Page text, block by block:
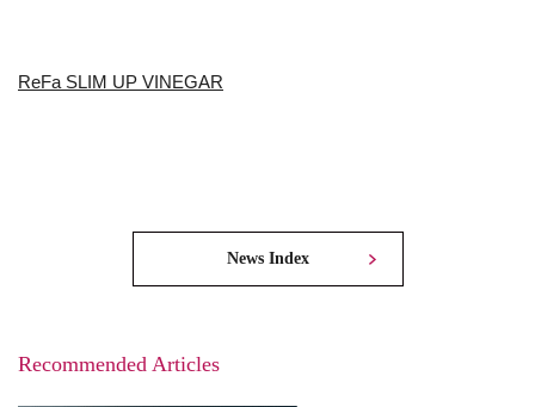
ReFa SLIM UP VINEGAR
News Index
Recommended Articles